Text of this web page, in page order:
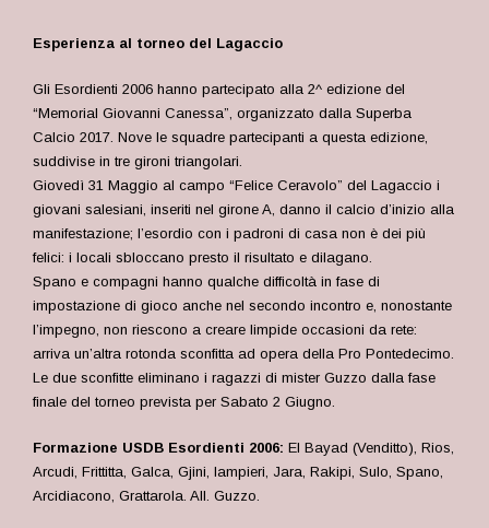
Esperienza al torneo del Lagaccio
Gli Esordienti 2006 hanno partecipato alla 2^ edizione del
“Memorial Giovanni Canessa”, organizzato dalla Superba
Calcio 2017. Nove le squadre partecipanti a questa edizione,
suddivise in tre gironi triangolari.
Giovedì 31 Maggio al campo “Felice Ceravolo” del Lagaccio i
giovani salesiani, inseriti nel girone A, danno il calcio d’inizio alla
manifestazione; l’esordio con i padroni di casa non è dei più
felici: i locali sbloccano presto il risultato e dilagano.
Spano e compagni hanno qualche difficoltà in fase di
impostazione di gioco anche nel secondo incontro e, nonostante
l’impegno, non riescono a creare limpide occasioni da rete:
arriva un’altra rotonda sconfitta ad opera della Pro Pontedecimo.
Le due sconfitte eliminano i ragazzi di mister Guzzo dalla fase
finale del torneo prevista per Sabato 2 Giugno.
Formazione USDB Esordienti 2006: El Bayad (Venditto), Rios,
Arcudi, Frittitta, Galca, Gjini, Iampieri, Jara, Rakipi, Sulo, Spano,
Arcidiacono, Grattarola. All. Guzzo.